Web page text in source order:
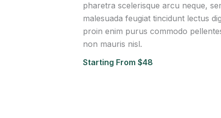
pharetra scelerisque arcu neque,
malesuada feugiat tincidunt lectus
proin enim purus commodo
non mauris nisl.
Starting From $48